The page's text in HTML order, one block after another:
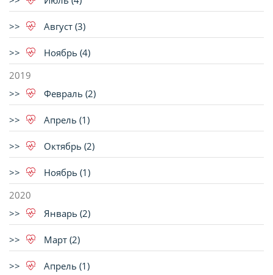
Август (3)
Ноябрь (4)
2019
Февраль (2)
Апрель (1)
Октябрь (2)
Ноябрь (1)
2020
Январь (2)
Март (2)
Апрель (1)